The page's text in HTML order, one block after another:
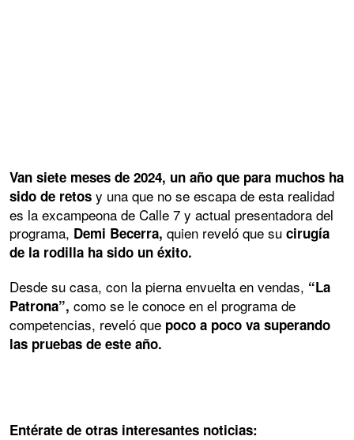
Van siete meses de 2024, un año que para muchos ha
sido de retos y una que no se escapa de esta realidad
es la excampeona de Calle 7 y actual presentadora del
programa, Demi Becerra, quien reveló que su cirugía
de la rodilla ha sido un éxito.
Desde su casa, con la pierna envuelta en vendas, “La
Patrona”, como se le conoce en el programa de
competencias, reveló que poco a poco va superando
las pruebas de este año.
Entérate de otras interesantes noticias: